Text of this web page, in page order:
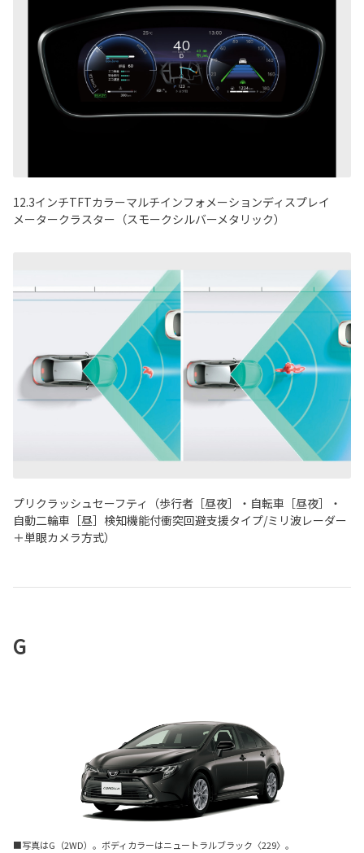
12.3インチTFTカラーマルチインフォメーションディスプレイ
メータークラスター（スモークシルバーメタリック）
プリクラッシュセーフティ（歩行者［昼夜］・自転車［昼夜］・
自動二輪車［昼］検知機能付衝突回避支援タイプ/ミリ波レーダー
＋単眼カメラ方式）
G
■写真はG（2WD）。ボディカラーはニュートラルブラック〈229〉。